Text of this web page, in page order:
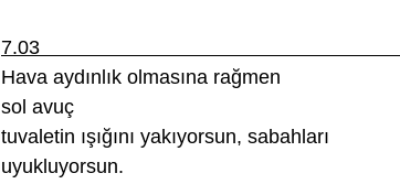
7.03
Hava aydınlık olmasına rağmen
sol avuç
tuvaletin ışığını yakıyorsun, sabahları
uyukluyorsun.